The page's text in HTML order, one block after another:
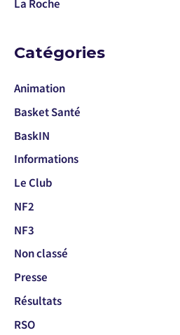
La Roche
Catégories
Animation
Basket Santé
BaskIN
Informations
Le Club
NF2
NF3
Non classé
Presse
Résultats
RSO